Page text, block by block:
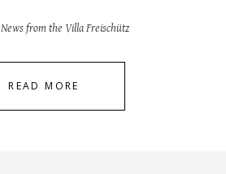
News from the Villa Freischütz
READ MORE